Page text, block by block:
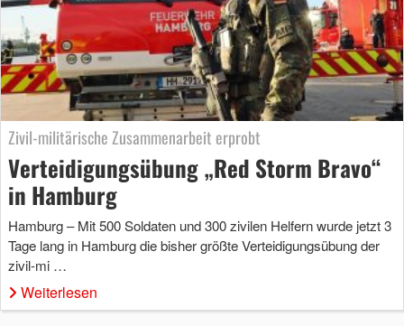
Zivil-militärische Zusammenarbeit erprobt
Verteidigungsübung „Red Storm Bravo“
in Hamburg
Hamburg – Mit 500 Soldaten und 300 zivilen Helfern wurde jetzt 3
Tage lang in Hamburg die bisher größte Verteidigungsübung der
zivil-mi …
Weiterlesen